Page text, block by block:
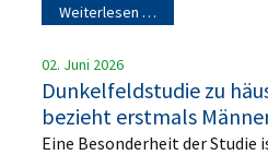
Weiterlesen …
02. Juni 2026
Dunkelfeldstudie zu
bezieht erstmals
Eine Besonderheit der Studie